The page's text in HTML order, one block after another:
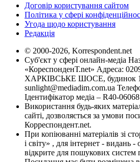
Договір користування сайтом
Політика у сфері
Угода щодо користування
Редакція
© 2000-2026, Korrespondent.net
Суб'єкт у сфері онлайн-медіа
«КореспонденТ.net» Адреса:
ХАРКІВСЬКЕ ШОСЕ, будинок
sunlight@mediadim.com.ua
Ідентифікатор медіа – R40-06068
Використання будь-яких
сайті, дозволяється за умови
Корреспондент.net.
При копіюванні матеріалів зі
і світу» , для інтернет - видань
відкрите для пошукових систем